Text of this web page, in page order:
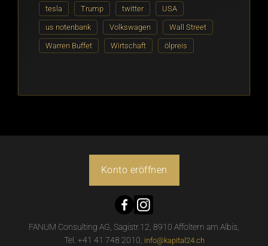
tesla Trump twitter USA
us notenbank Volkswagen Wall Street
Warren Buffet Wirtschaft ölpreis
Konto eröffnen
FANUM Consulting AG, Sagistr.12, 8910 Affoltern am Albis,
Tel. +41 41 748 2010, info@kapital24.ch